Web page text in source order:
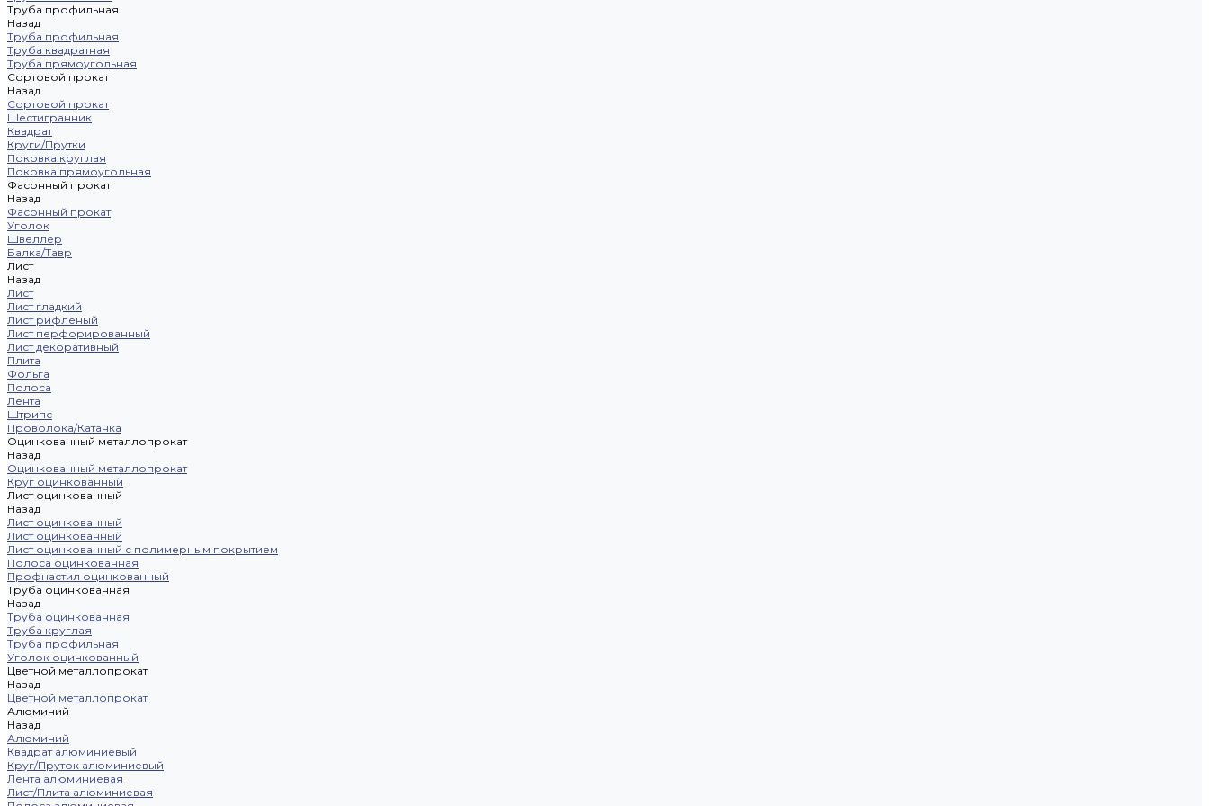
Труба профильная
Назад
Труба профильная
Труба квадратная
Труба прямоугольная
Сортовой прокат
Назад
Сортовой прокат
Шестигранник
Квадрат
Круги/Прутки
Поковка круглая
Поковка прямоугольная
Фасонный прокат
Назад
Фасонный прокат
Уголок
Швеллер
Балка/Тавр
Лист
Назад
Лист
Лист гладкий
Лист рифленый
Лист перфорированный
Лист декоративный
Плита
Фольга
Полоса
Лента
Штрипс
Проволока/Катанка
Оцинкованный металлопрокат
Назад
Оцинкованный металлопрокат
Круг оцинкованный
Лист оцинкованный
Назад
Лист оцинкованный
Лист оцинкованный
Лист оцинкованный с полимерным покрытием
Полоса оцинкованная
Профнастил оцинкованный
Труба оцинкованная
Назад
Труба оцинкованная
Труба круглая
Труба профильная
Уголок оцинкованный
Цветной металлопрокат
Назад
Цветной металлопрокат
Алюминий
Назад
Алюминий
Квадрат алюминиевый
Круг/Пруток алюминиевый
Лента алюминиевая
Лист/Плита алюминиевая